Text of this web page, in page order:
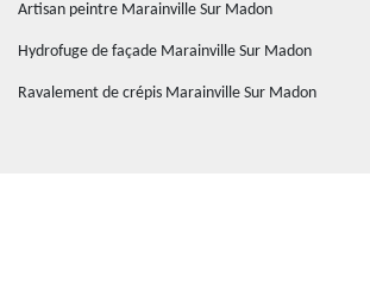
Artisan peintre Marainville Sur Madon
Hydrofuge de façade Marainville Sur Madon
Ravalement de crépis Marainville Sur Madon